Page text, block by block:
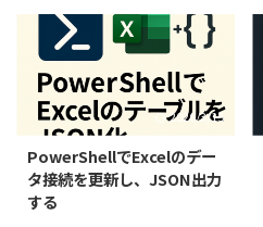
2026/3/15
PowerShellでExcelのデー
タ接続を更新し、JSON出力
する